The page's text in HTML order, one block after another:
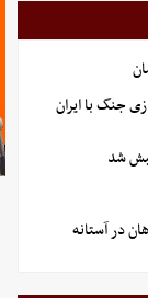
جنگ با ایران
شد
در آستانه